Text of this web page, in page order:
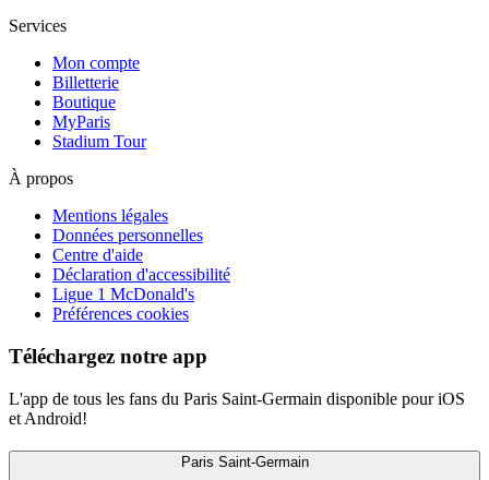
Services
Mon compte
Billetterie
Boutique
MyParis
Stadium Tour
À propos
Mentions légales
Données personnelles
Centre d'aide
Déclaration d'accessibilité
Ligue 1 McDonald's
Préférences cookies
Téléchargez notre app
L'app de tous les fans du Paris Saint-Germain disponible pour iOS
et Android!
Paris Saint-Germain